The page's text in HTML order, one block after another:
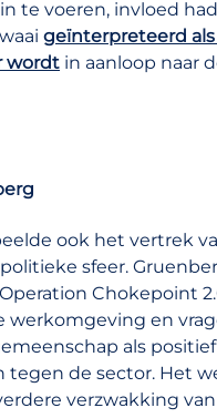
te voeren, invloed
geïnterpreteerd
wordt in aanloop naar
ook het vertrek
sfeer.
Chokepoint
en
als
de sector. Het
verzwakking